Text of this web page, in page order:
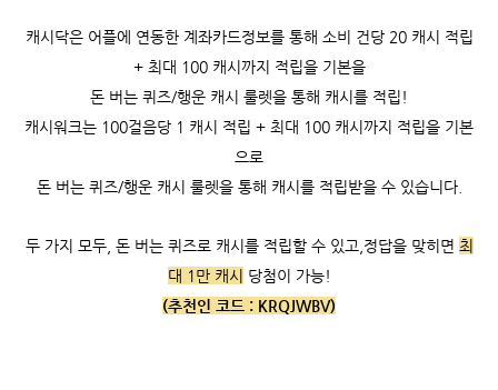
캐시닥은 어플에 연동한 계좌카드정보를 통해 소비 건당 20 캐시 적립
+ 최대 100 캐시까지 적립을 기본을
돈 버는 퀴즈/행운 캐시 룰렛을 통해 캐시를 적립!
캐시워크는 100걸음당 1 캐시 적립 + 최대 100 캐시까지 적립을 기본
으로
돈 버는 퀴즈/행운 캐시 룰렛을 통해 캐시를 적립받을 수 있습니다.
두 가지 모두, 돈 버는 퀴즈로 캐시를 적립할 수 있고, 정답을 맞히면 최
대 1만 캐시
당첨이 가능!
(추천인 코드 : KRQJWBV)